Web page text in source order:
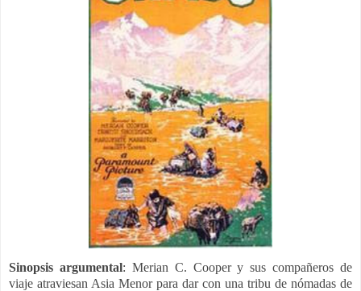
Sinopsis argumental: Merian C. Cooper y sus compañeros de
viaje atraviesan Asia Menor para dar con una tribu de nómadas de